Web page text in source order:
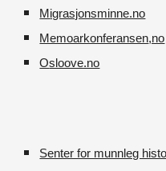
M igrasjonsminne.no
Memoarkonferansen,no
Osloove.no
Senter for munnleg